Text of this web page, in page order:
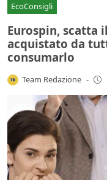
EcoConsigli
Eurospin, scatta
acquistato da
consumarlo
Team Redazione -